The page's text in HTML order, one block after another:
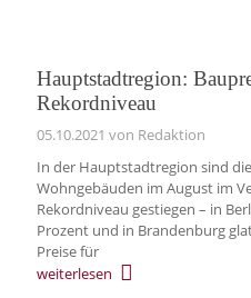
Hauptstadtregion:
Rekordniveau
05.10.2021 von Redaktion
In der Hauptstadtregion sind
Wohngebäuden im August im
Rekordniveau gestiegen – in
Prozent und in Brandenburg
Preise für
weiterlesen